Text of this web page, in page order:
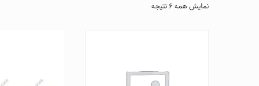
نمایش همه 6 نتیجه